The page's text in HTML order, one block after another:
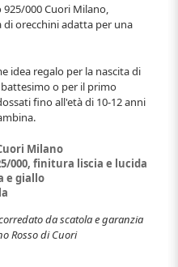
000 Cuori Milano,
di orecchini adatta per una
idea regalo per la nascita di
o per il primo
fino all'età di 10-12 anni
Milano
000, finitura liscia e lucida
e giallo
da scatola e garanzia
Rosso di Cuori